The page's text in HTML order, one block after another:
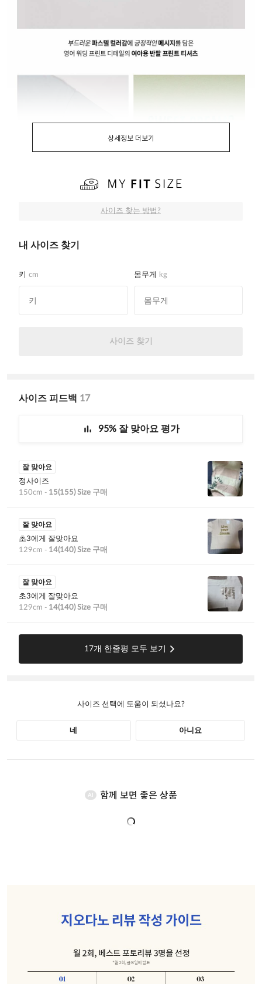
상세정보 더보기
AI 함께 보면 좋은 상품